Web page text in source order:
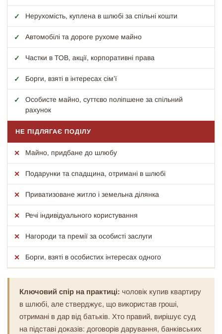
Нерухомість, куплена в шлюбі за спільні кошти
Автомобілі та дороге рухоме майно
Частки в ТОВ, акції, корпоративні права
Борги, взяті в інтересах сім’ї
Особисте майно, суттєво поліпшене за спільний
рахунок
НЕ ПІДЛЯГАЄ ПОДІЛУ
Майно, придбане до шлюбу
Подарунки та спадщина, отримані в шлюбі
Приватизоване житло і земельна ділянка
Речі індивідуального користування
Нагороди та премії за особисті заслуги
Борги, взяті в особистих інтересах одного
Ключовий спір на практиці: чоловік купив квартиру
в шлюбі, але стверджує, що використав гроші,
отримані в дар від батьків. Хто правий, вирішує суд
на підставі доказів: договорів дарування, банківських